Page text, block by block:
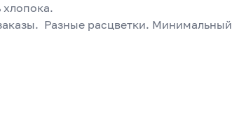
Разные расцветки. Минимальный